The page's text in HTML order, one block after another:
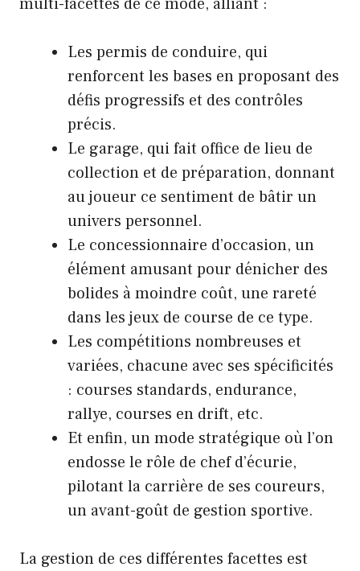
multi-facettes de ce mode, alliant :
Les permis de conduire, qui
renforcent les bases en proposant des
défis progressifs et des contrôles
précis.
Le garage, qui fait office de lieu de
collection et de préparation, donnant
au joueur ce sentiment de bâtir un
univers personnel.
Le concessionnaire d’occasion, un
élément amusant pour dénicher des
bolides à moindre coût, une rareté
dans les jeux de course de ce type.
Les compétitions nombreuses et
variées, chacune avec ses spécificités
: courses standards, endurance,
rallye, courses en drift, etc.
Et enfin, un mode stratégique où l’on
endosse le rôle de chef d’écurie,
pilotant la carrière de ses coureurs,
un avant-goût de gestion sportive.
La gestion de ces différentes facettes est